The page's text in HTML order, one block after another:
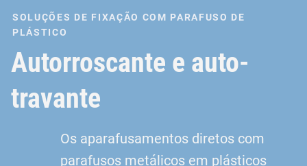
SOLUÇÕES DE FIXAÇÃO COM PARAFUSO DE
PLÁSTICO
Autorroscante e auto-
travante
Os aparafusamentos diretos com
parafusos metálicos em plásticos